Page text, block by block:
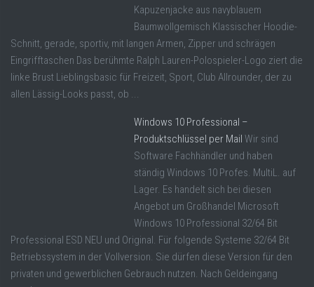
Kapuzenjacke aus navyblauem
Baumwollgemisch Klassischer Hoodie-
Schnitt, gerade, sportiv, mit langen Armen, Zipper und schrägen
Eingrifftaschen Das berühmte Ralph Lauren-Polospieler-Logo ziert die
linke Brust Lieblingsbasic für Freizeit, Sport, Club Allrounder, der zu
allen Lässig-Looks passt, ob ...
Windows 10 Professional –
Produktschlüssel per Mail Wir sind
Software Fachhändler und haben
ständig Windows 10 Profes. MultiL. auf
Lager. Es handelt sich bei diesen
Angebot um Großhandel Microsoft
Windows 10 Professional 32/64 Bit
Professional ESD NEU und Original. Für folgende Systeme 32/64 Bit
Betriebssystem in der Vollversion. Sie dürfen diese Version für den
privaten und gewerblichen Gebrauch nutzen. Nach Geldeingang